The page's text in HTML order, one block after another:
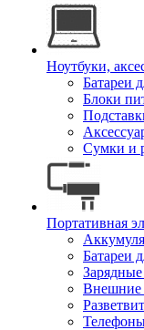
Ноутбуки,
Батареи
Блоки
Сумки и
Портативная
Батареи
Внешние